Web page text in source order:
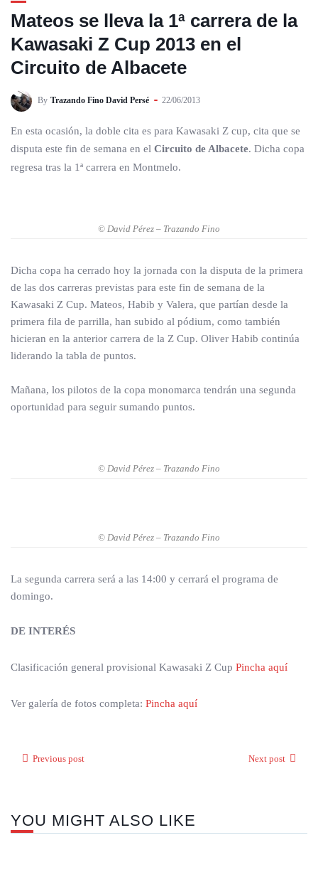
Mateos se lleva la 1ª carrera de la
Kawasaki Z Cup 2013 en el
Circuito de Albacete
By Trazando Fino David Persé 22/06/2013
En esta ocasión, la doble cita es para Kawasaki Z cup, cita que se
disputa este fin de semana en el Circuito de Albacete. Dicha copa
regresa tras la 1ª carrera en Montmelo.
© David Pérez – Trazando Fino
Dicha copa ha cerrado hoy la jornada con la disputa de la primera
de las dos carreras previstas para este fin de semana de la
Kawasaki Z Cup. Mateos, Habib y Valera, que partían desde la
primera fila de parrilla, han subido al pódium, como también
hicieran en la anterior carrera de la Z Cup. Oliver Habib continúa
liderando la tabla de puntos.
Mañana, los pilotos de la copa monomarca tendrán una segunda
oportunidad para seguir sumando puntos.
© David Pérez – Trazando Fino
© David Pérez – Trazando Fino
La segunda carrera será a las 14:00 y cerrará el programa de
domingo.
DE INTERÉS
Clasificación general provisional Kawasaki Z Cup Pincha aquí
Ver galería de fotos completa: Pincha aquí
Previous post Next post
YOU MIGHT ALSO LIKE